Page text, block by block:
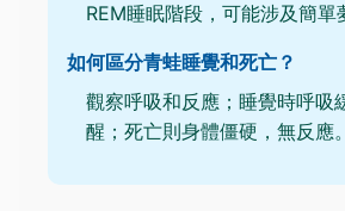
REM睡眠階段，可能涉及簡單
如何區分青蛙睡覺和死亡？
觀察呼吸和反應；睡覺時呼吸
醒；死亡則身體僵硬，無反應。